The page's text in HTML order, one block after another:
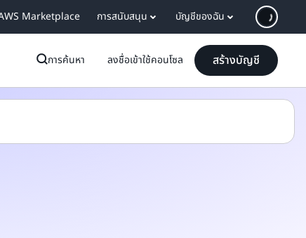
Marketplace การสนับสนุน บัญชีของฉัน
การค้นหา ลงชื่อเข้าใช้คอนโซล สร้างบัญชี